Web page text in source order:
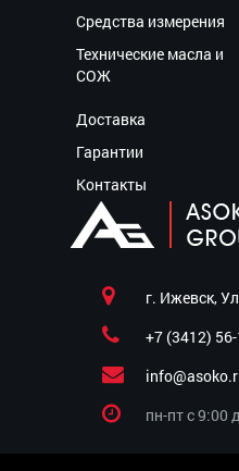
Средства измерения
Технические масла и
СОЖ
Доставка
Гарантии
Контакты
г. Ижевск,
+7 (3412)
пн-пт c 9:00